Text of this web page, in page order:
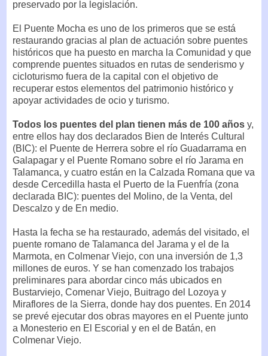
preservado por la legislación.
El Puente Mocha es uno de los primeros que se está
restaurando gracias al plan de actuación sobre puentes
históricos que ha puesto en marcha la Comunidad y que
comprende puentes situados en rutas de senderismo y
cicloturismo fuera de la capital con el objetivo de
recuperar estos elementos del patrimonio histórico y
apoyar actividades de ocio y turismo.
Todos los puentes del plan tienen más de 100 años y,
entre ellos hay dos declarados Bien de Interés Cultural
(BIC): el Puente de Herrera sobre el río Guadarrama en
Galapagar y el Puente Romano sobre el río Jarama en
Talamanca, y cuatro están en la Calzada Romana que va
desde Cercedilla hasta el Puerto de la Fuenfría (zona
declarada BIC): puentes del Molino, de la Venta, del
Descalzo y de En medio.
Hasta la fecha se ha restaurado, además del visitado, el
puente romano de Talamanca del Jarama y el de la
Marmota, en Colmenar Viejo, con una inversión de 1,3
millones de euros. Y se han comenzado los trabajos
preliminares para abordar cinco más ubicados en
Bustarviejo, Comenar Viejo, Buitrago del Lozoya y
Miraflores de la Sierra, donde hay dos puentes. En 2014
se prevé ejecutar dos obras mayores en el Puente junto
a Monesterio en El Escorial y en el de Batán, en
Colmenar Viejo.